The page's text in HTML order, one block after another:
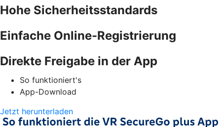
Hohe Sicherheitsstandards
Einfache Online-Registrierung
Direkte Freigabe in der App
So funktioniert's
App-Download
Jetzt herunterladen